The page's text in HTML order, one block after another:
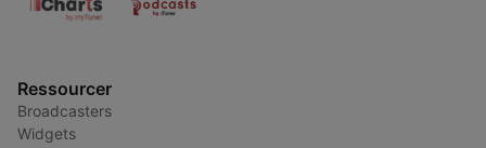
Ressourcer
Broadcasters
Widgets